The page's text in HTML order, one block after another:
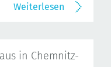
Weiterlesen
in Chemnitz-